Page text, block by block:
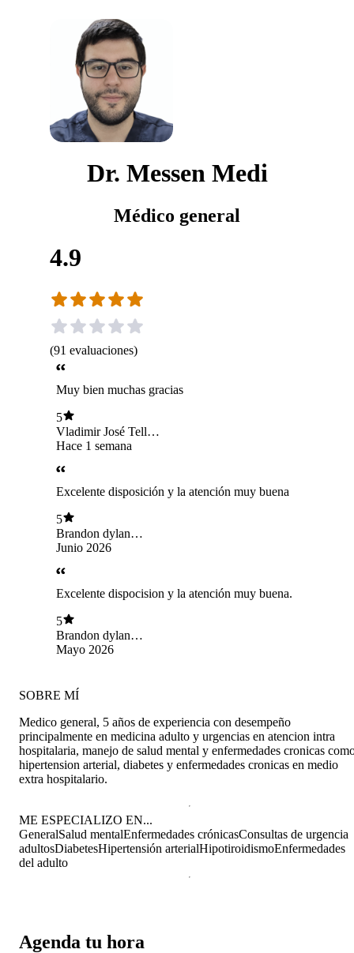
Dr. Messen Medi
Médico general
4.9
(91 evaluaciones)
Muy bien muchas gracias
5
Vladimir José Tello
Martínez
Hace 1 semana
Excelente disposición y la atención muy buena
5
Brandon dylan
Salgado meza
Junio 2026
Excelente dispocision y la atención muy buena.
5
Brandon dylan
Salgado meza
Mayo 2026
Agenda tu hora
SOBRE MÍ
Medico general, 5 años de experiencia con desempeño
principalmente en medicina adulto y urgencias en atencion intra
hospitalaria, manejo de salud mental y enfermedades cronicas
hipertension arterial, diabetes y enfermedades cronicas en medio
extra hospitalario.
ME ESPECIALIZO EN...
GeneralSalud mentalEnfermedades crónicasConsultas de urgencia
adultosDiabetesHipertensión arterialHipotiroidismoEnfermedades
del adulto